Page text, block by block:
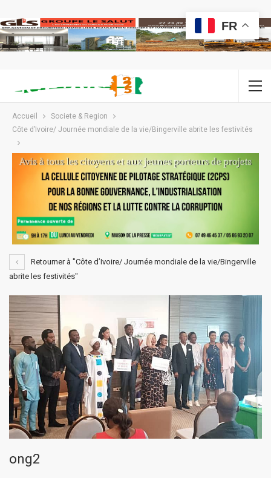
Accueil
Societe & Region
Côte d’Ivoire/ Journée mondiale de la vie/Bingerville abrite les festivités
Retourner à "Côte d’Ivoire/ Journée mondiale de la vie/Bingerville
abrite les festivités"
ong2
FR